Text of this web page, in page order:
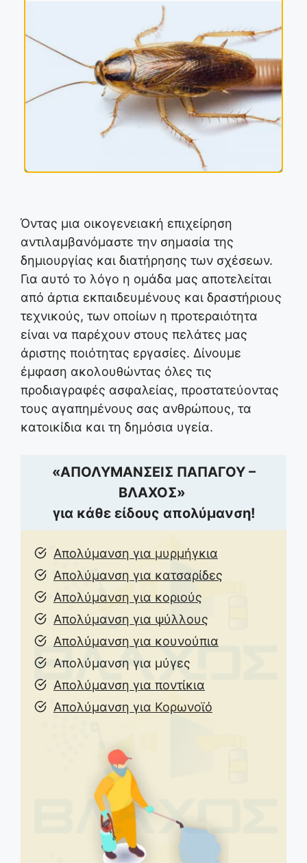
Όντας μια οικογενειακή επιχείρηση
αντιλαμβανόμαστε την σημασία της
δημιουργίας και διατήρησης των σχέσεων.
Για αυτό το λόγο η ομάδα μας αποτελείται
από άρτια εκπαιδευμένους και δραστήριους
τεχνικούς, των οποίων η προτεραιότητα
είναι να παρέχουν στους πελάτες μας
άριστης ποιότητας εργασίες. Δίνουμε
έμφαση ακολουθώντας όλες τις
προδιαγραφές ασφαλείας, προστατεύοντας
τους αγαπημένους σας ανθρώπους, τα
κατοικίδια και τη δημόσια υγεία.
«ΑΠΟΛΥΜΑΝΣΕΙΣ ΠΑΠΑΓΟΥ –
ΒΛΑΧΟΣ»
για κάθε είδους απολύμανση!
Απολύμανση για μυρμήγκια
Απολύμανση για κατσαρίδες
Απολύμανση για κοριούς
Απολύμανση για ψύλλους
Απολύμανση για κουνούπια
Απολύμανση για μύγες
Απολύμανση για ποντίκια
Απολύμανση για Κορωνοϊό